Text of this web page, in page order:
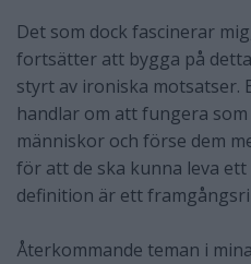
Det som dock fascinerar
fortsätter att bygga på
styrt av ironiska motsatser.
handlar om att fungera
människor och förse dem
för att de ska kunna leva
definition är ett
Återkommande teman i